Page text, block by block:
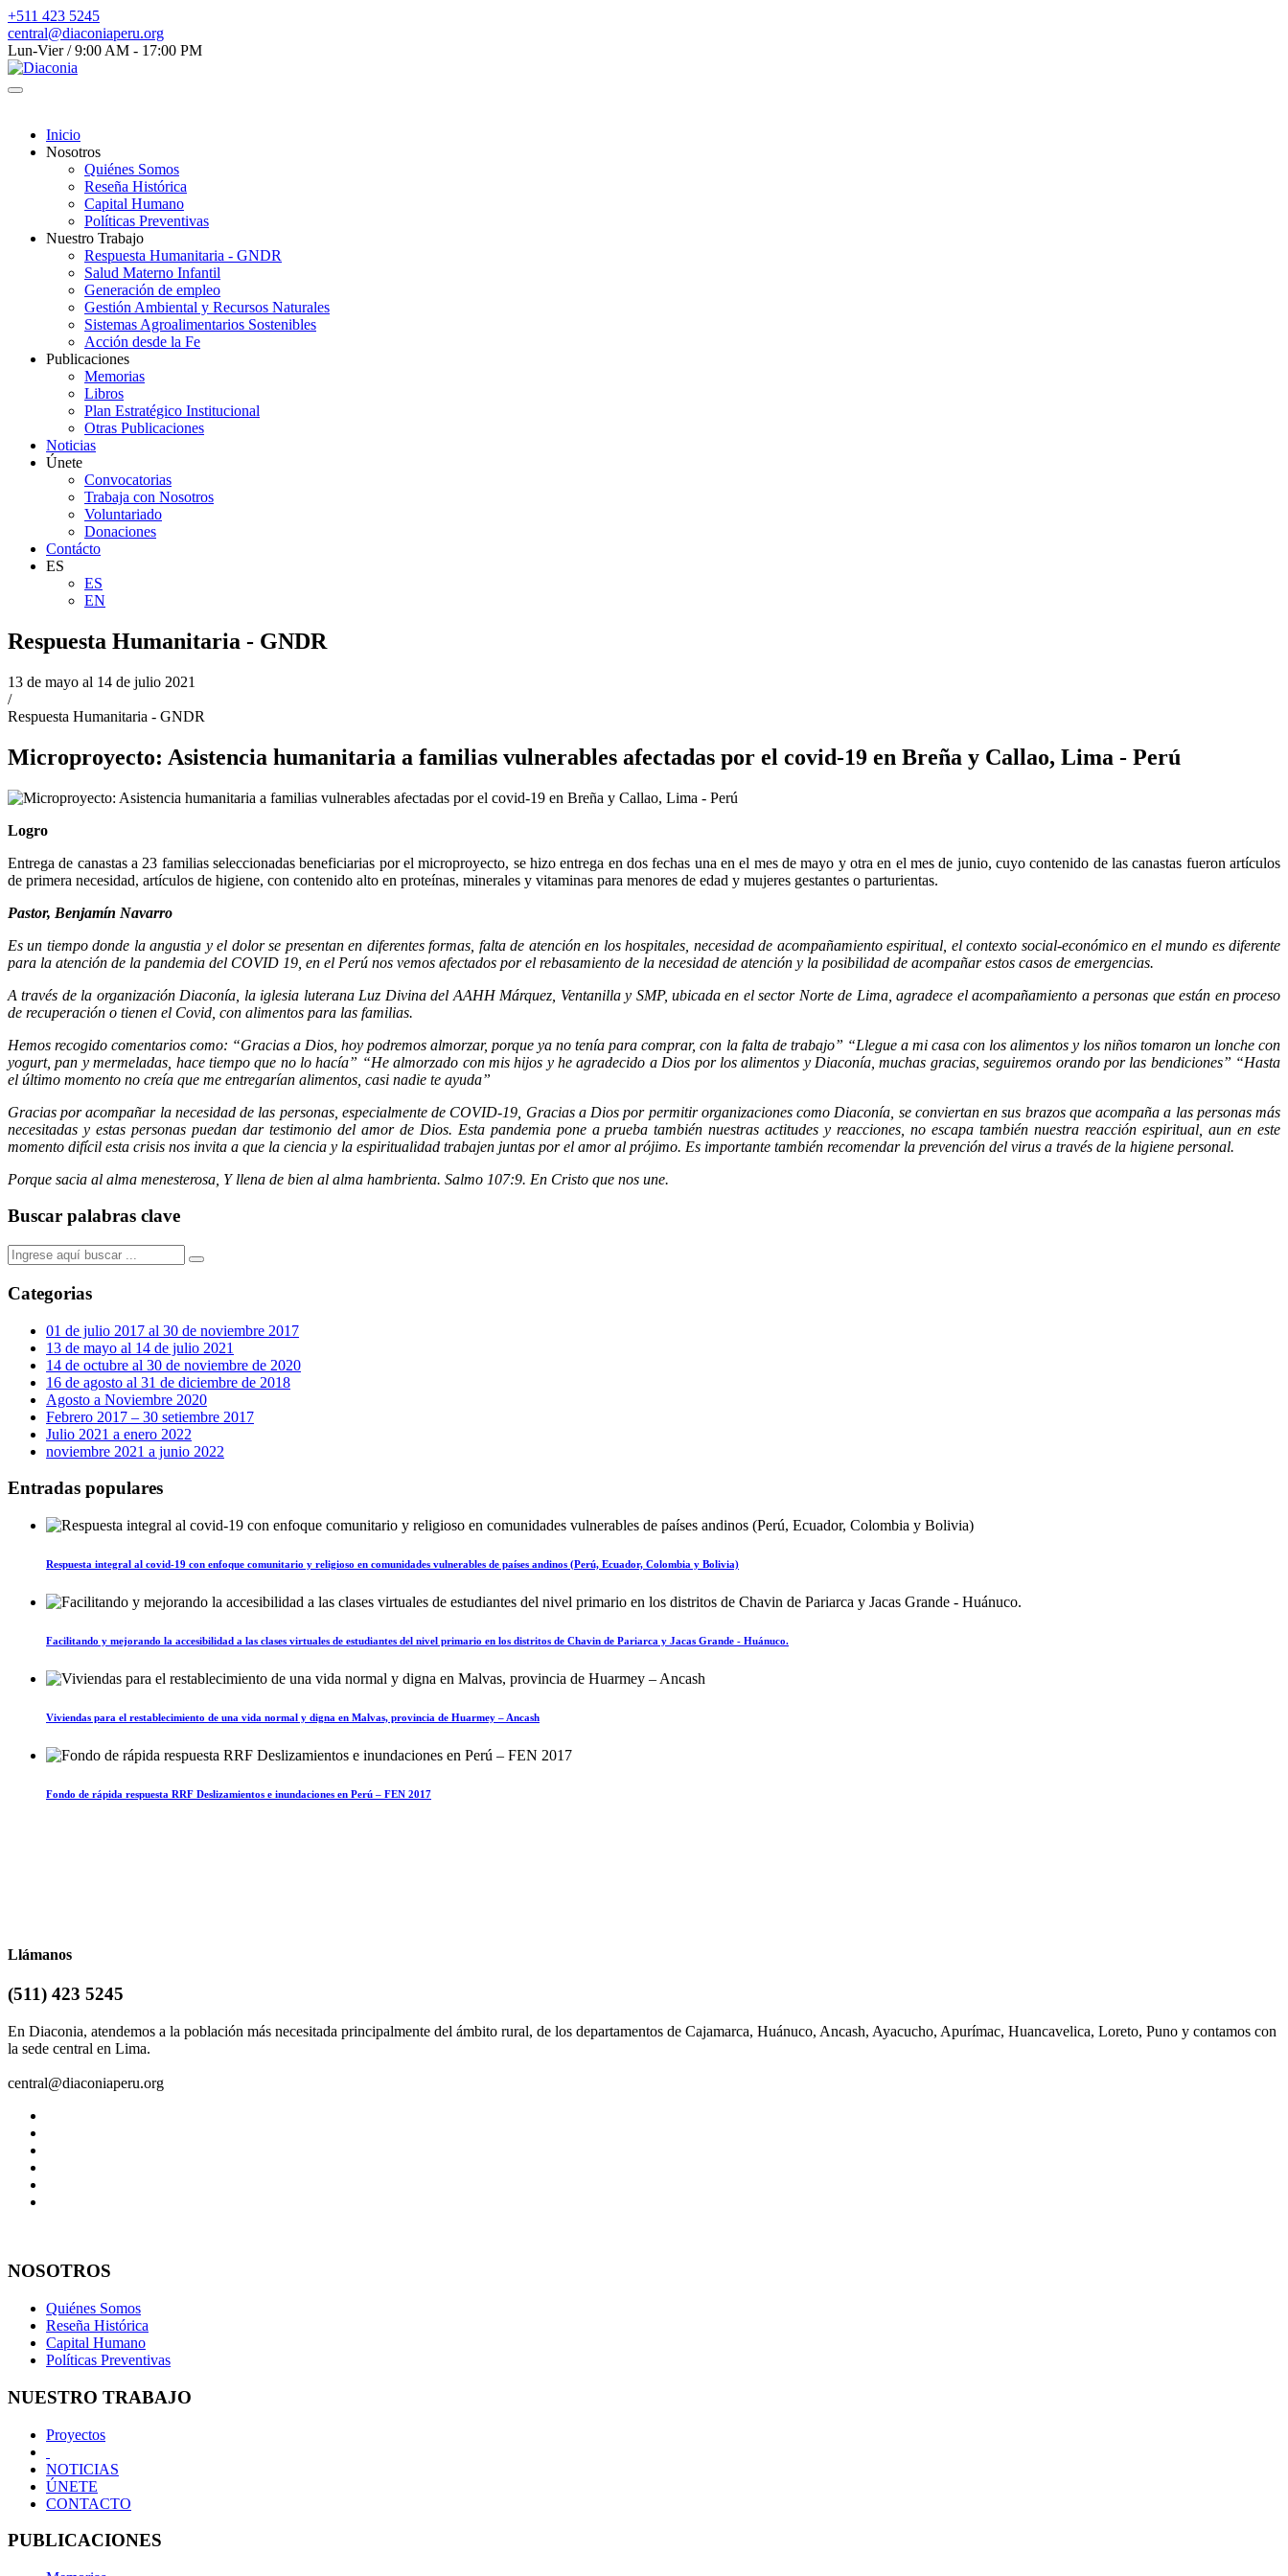
+511 423 5245
central@diaconiaperu.org
Lun-Vier / 9:00 AM - 17:00 PM
Inicio
Nosotros
Quiénes Somos
Reseña Histórica
Capital Humano
Políticas Preventivas
Nuestro Trabajo
Respuesta Humanitaria - GNDR
Salud Materno Infantil
Generación de empleo
Gestión Ambiental y Recursos Naturales
Sistemas Agroalimentarios Sostenibles
Acción desde la Fe
Publicaciones
Memorias
Libros
Plan Estratégico Institucional
Otras Publicaciones
Noticias
Únete
Convocatorias
Trabaja con Nosotros
Voluntariado
Donaciones
Contácto
ES
ES
EN
Respuesta Humanitaria - GNDR
13 de mayo al 14 de julio 2021
/
Respuesta Humanitaria - GNDR
Microproyecto: Asistencia humanitaria a familias vulnerables afectadas por el covid-19 en Breña y Callao, Lima - Perú
Logro
Entrega de canastas a 23 familias seleccionadas beneficiarias por el microproyecto, se hizo entrega en dos fechas una en el mes de mayo y otra en el mes de junio, cuyo contenido de las canastas fueron artículos
de primera necesidad, artículos de higiene, con contenido alto en proteínas, minerales y vitaminas para menores de edad y mujeres gestantes o parturientas.
Pastor, Benjamín Navarro
Es un tiempo donde la angustia y el dolor se presentan en diferentes formas, falta de atención en los hospitales, necesidad de acompañamiento espiritual, el contexto social-económico en el mundo es diferente
para la atención de la pandemia del COVID 19, en el Perú nos vemos afectados por el rebasamiento de la necesidad de atención y la posibilidad de acompañar estos casos de emergencias.
A través de la organización Diaconía, la iglesia luterana Luz Divina del AAHH Márquez, Ventanilla y SMP, ubicada en el sector Norte de Lima, agradece el acompañamiento a personas que están en proceso
de recuperación o tienen el Covid, con alimentos para las familias.
Hemos recogido comentarios como: “Gracias a Dios, hoy podremos almorzar, porque ya no tenía para comprar, con la falta de trabajo” “Llegue a mi casa con los alimentos y los niños tomaron un lonche con
yogurt, pan y mermeladas, hace tiempo que no lo hacía” “He almorzado con mis hijos y he agradecido a Dios por los alimentos y Diaconía, muchas gracias, seguiremos orando por las bendiciones” “Hasta
el último momento no creía que me entregarían alimentos, casi nadie te ayuda”
Gracias por acompañar la necesidad de las personas, especialmente de COVID-19, Gracias a Dios por permitir organizaciones como Diaconía, se conviertan en sus brazos que acompaña a las personas más
necesitadas y estas personas puedan dar testimonio del amor de Dios. Esta pandemia pone a prueba también nuestras actitudes y reacciones, no escapa también nuestra reacción espiritual, aun en este
momento difícil esta crisis nos invita a que la ciencia y la espiritualidad trabajen juntas por el amor al prójimo. Es importante también recomendar la prevención del virus a través de la higiene personal.
Porque sacia al alma menesterosa, Y llena de bien al alma hambrienta. Salmo 107:9. En Cristo que nos une.
Buscar palabras clave
Categorias
01 de julio 2017 al 30 de noviembre 2017
13 de mayo al 14 de julio 2021
14 de octubre al 30 de noviembre de 2020
16 de agosto al 31 de diciembre de 2018
Agosto a Noviembre 2020
Febrero 2017 – 30 setiembre 2017
Julio 2021 a enero 2022
noviembre 2021 a junio 2022
Entradas populares
Respuesta integral al covid-19 con enfoque comunitario y religioso en comunidades vulnerables de países andinos (Perú, Ecuador, Colombia y Bolivia)
Facilitando y mejorando la accesibilidad a las clases virtuales de estudiantes del nivel primario en los distritos de Chavin de Pariarca y Jacas Grande - Huánuco.
Viviendas para el restablecimiento de una vida normal y digna en Malvas, provincia de Huarmey – Ancash
Fondo de rápida respuesta RRF Deslizamientos e inundaciones en Perú – FEN 2017
Llámanos
(511) 423 5245
En Diaconia, atendemos a la población más necesitada principalmente del ámbito rural, de los departamentos de Cajamarca, Huánuco, Ancash, Ayacucho, Apurímac, Huancavelica, Loreto, Puno y contamos con
la sede central en Lima.
central@diaconiaperu.org
NOSOTROS
Quiénes Somos
Reseña Histórica
Capital Humano
Políticas Preventivas
NUESTRO TRABAJO
Proyectos
NOTICIAS
ÚNETE
CONTACTO
PUBLICACIONES